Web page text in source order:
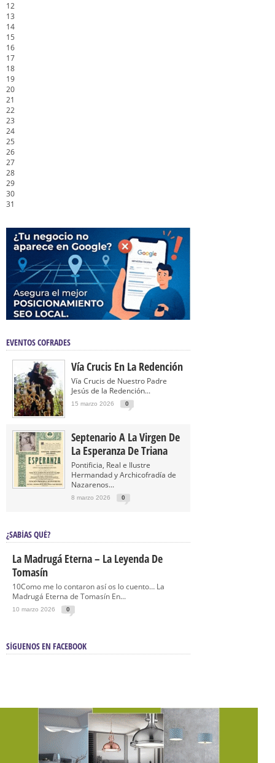
12
13
14
15
16
17
18
19
20
21
22
23
24
25
26
27
28
29
30
31
EVENTOS COFRADES
Vía Crucis En La Redención
Vía Crucis de Nuestro Padre
Jesús de la Redención...
15 marzo 2026 0
Septenario A La Virgen De
La Esperanza De Triana
Pontificia, Real e Ilustre
Hermandad y Archicofradía de
Nazarenos...
8 marzo 2026 0
¿SABÍAS QUÉ?
La Madrugá Eterna – La Leyenda De
Tomasín
10Como me lo contaron así os lo cuento… La
Madrugá Eterna de Tomasín En...
10 marzo 2026 0
SÍGUENOS EN FACEBOOK